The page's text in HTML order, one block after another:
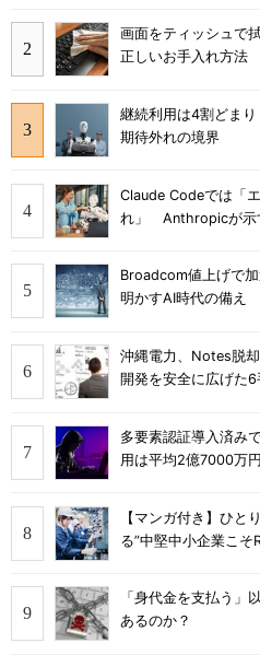
画面をティッシュで
正しいお手入れ方法
継続利用は4割どま
期待外れの境界
Claude Codeでは「
れ」 Anthropicが示
Broadcom値上げで
明かすAI時代の備え
沖縄電力、Notes脱
開発を安全に広げた6
多要素認証導入済み
用は平均2億7000万円
【マンガ付き】ひと
る”中堅中小企業こそ
「身代金を支払う」
あるのか？